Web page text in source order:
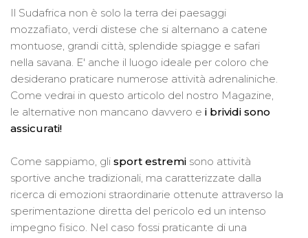
Il Sudafrica non è solo la terra dei paesaggi
mozzafiato, verdi distese che si alternano a catene
montuose, grandi città, splendide spiagge e safari
nella savana. E' anche il luogo ideale per coloro che
desiderano praticare numerose attività adrenaliniche.
Come vedrai in questo articolo del nostro Magazine,
le alternative non mancano davvero e i brividi sono
assicurati!
Come sappiamo, gli sport estremi sono attività
sportive anche tradizionali, ma caratterizzate dalla
ricerca di emozioni straordinarie ottenute attraverso la
sperimentazione diretta del pericolo ed un intenso
impegno fisico. Nel caso fossi praticante di una